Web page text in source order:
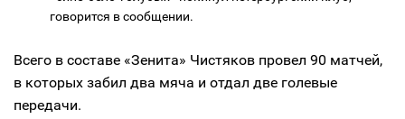
говорится в сообщении.
Всего в составе «Зенита» Чистяков провел 90 матчей,
в которых забил два мяча и отдал две голевые
передачи.